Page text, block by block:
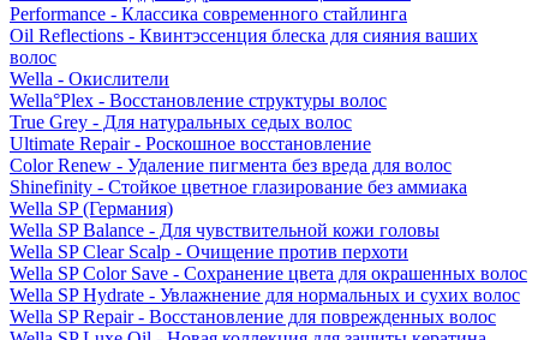
Performance - Классика современного стайлинга
Oil Reflections - Квинтэссенция блеска для сияния ваших
волос
Wella - Окислители
Wella°Plex - Восстановление структуры волос
True Grey - Для натуральных седых волос
Ultimate Repair - Роскошное восстановление
Color Renew - Удаление пигмента без вреда для волос
Shinefinity - Стойкое цветное глазирование без аммиака
Wella SP (Германия)
Wella SP Balance - Для чувствительной кожи головы
Wella SP Clear Scalp - Очищение против перхоти
Wella SP Color Save - Сохранение цвета для окрашенных волос
Wella SP Hydrate - Увлажнение для нормальных и сухих волос
Wella SP Repair - Восстановление для поврежденных волос